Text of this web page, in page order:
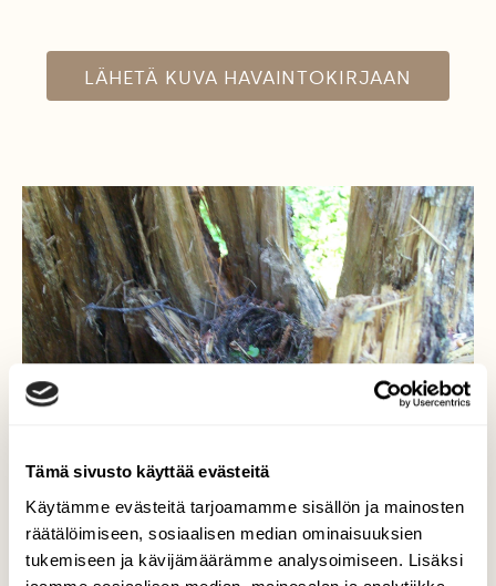
Tämä sivusto käyttää evästeitä
Käytämme evästeitä tarjoamamme sisällön ja mainosten
räätälöimiseen, sosiaalisen median ominaisuuksien
tukemiseen ja kävijämäärämme analysoimiseen. Lisäksi
LÄHETÄ KUVA HAVAINTOKIRJAAN